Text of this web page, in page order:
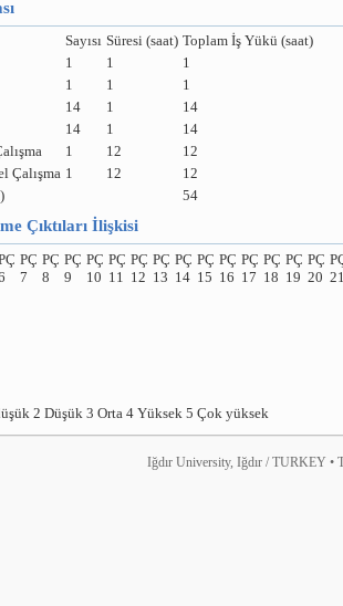
Sayısı Süresi (saat) Toplam İş Yükü (saat)
1 1
1
1 1
1
14 1
14
14 1
14
1 12
12
Çalışma 1 12
12
54
Çıktıları İlişkisi
PÇ
7
PÇ
8
PÇ
9
PÇ
10
PÇ
11
PÇ
12
PÇ
13
PÇ
14
PÇ
15
PÇ
16
PÇ
17
PÇ
18
PÇ
19
PÇ
20
2 Düşük 3 Orta 4 Yüksek 5 Çok yüksek
Iğdır University, Iğdır / TURKEY •